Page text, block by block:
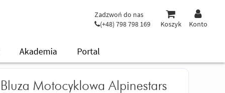
Zadzwoń do nas
(+48) 798 798 169
Koszyk Konto
Akademia Portal
Bluza Motocyklowa Alpinestars